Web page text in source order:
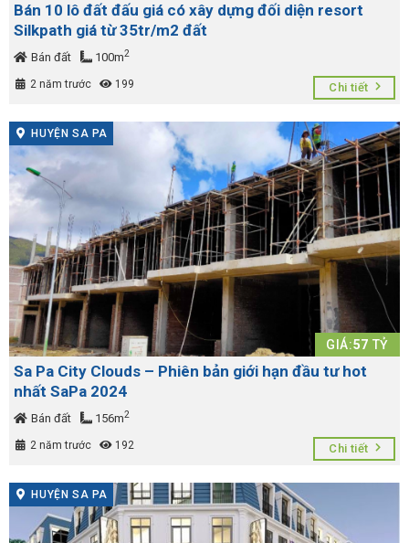
Bán 10 lô đất đấu giá có xây dựng đối diện resort
Silkpath giá từ 35tr/m2 đất
Bán đất 100m2
2 năm trước 199 Chi tiết
HUYỆN SA PA
GIÁ:57 TỶ
Sa Pa City Clouds – Phiên bản giới hạn đầu tư hot
nhất SaPa 2024
Bán đất 156m2
2 năm trước 192 Chi tiết
HUYỆN SA PA